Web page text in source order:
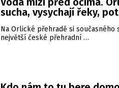
sucha, vysychají řeky,
Na Orlické přehradě si současného
největší české přehradní …